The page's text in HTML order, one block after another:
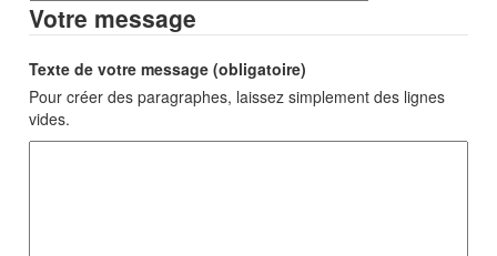
Votre message
Texte de votre message (obligatoire)
Pour créer des paragraphes, laissez simplement des lignes
vides.